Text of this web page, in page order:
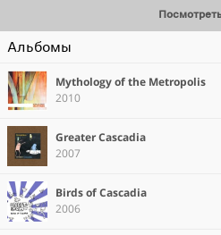
Альбомы
Mythology of the Metropolis
2010
Greater Cascadia
2007
Birds of Cascadia
2006